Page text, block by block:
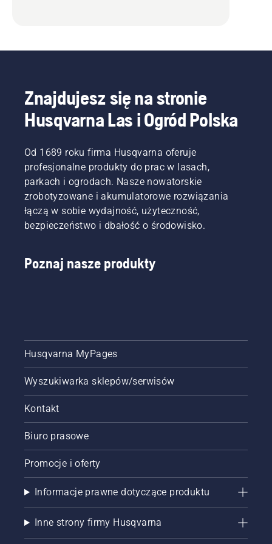
Znajdujesz się na stronie
Husqvarna Las i Ogród Polska
Od 1689 roku firma Husqvarna oferuje
profesjonalne produkty do prac w lasach,
parkach i ogrodach. Nasze nowatorskie
zrobotyzowane i akumulatorowe rozwiązania
łączą w sobie wydajność, użyteczność,
bezpieczeństwo i dbałość o środowisko.
Poznaj nasze produkty
Husqvarna MyPages
Wyszukiwarka sklepów/serwisów
Kontakt
Biuro prasowe
Promocje i oferty
Informacje prawne dotyczące produktu
Inne strony firmy Husqvarna